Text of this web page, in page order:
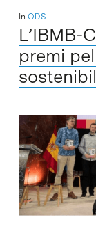
In ODS
L’IBMB-
premi